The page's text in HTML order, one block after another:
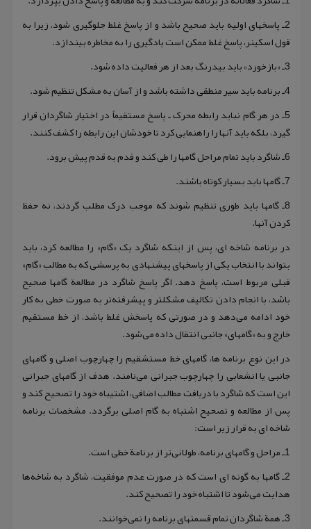
2ـ پاسخهای اولیه باید صحیح باشد و از پاسخ غلط جلوگیری شود، زیرا به
قول اسکینر، پاسخ غلط ممکن است یادگیری را به مخاطره بیندازد.
3ـ «بازخورد» باید بیدرنگ بعد از هر فعالیت داده شود.
4ـ برنامه باید سیر منطقی داشته باشد و از آسان به مشکل تنظیم شود.
5ـ در هر گام نباید رابطه محرک ـ پاسخ مستقیماً در اختیار شاگردان قرار
گیرد، بلکه باید آنها را راهنمایی کرد تا خودشان این رابطه را کشف کنند.
6ـ شاگرد باید تمام مراحل گامها را طی کند و قدم به قدم پیش برود.
7ـ گامها باید بسیار کوتاه باشند.
8ـ گامها باید طوری تنظیم شوند که موجب درک مطلب گردند، نه حفظ
کردن آنها.
در برنامه شاخه ای، پس از اینکه شاگرد یک «گام» را مطالعه کرد، باید
بتواند با انتخاب یکی از پاسخهای پیشنهادی به پرسشی که به مطالب «گام»
قبلی مربوط است، پاسخ دهد. اگر پاسخ شاگرد در مطالعة گامها صحیح
باشد، با انجام دادن تکالیف مشکلتر و پیشرفته‌تر به صورت خطی به کار
خود ادامه می‌دهد و در صورتی که پاسخش غلط باشد، از خط مستقیم
خارج و به «گامهای» جانبی انتقال داده می‌شود.
در این نوع برنامه ها، گامهای خط مستشقیم را چهارچوب اصلی و گامهای
جانبی یا انشعابی را چهارچوب جبرانی می‌نامند. هدف از گامهای جبرانی
این است که شاگرد با دریافت مطالب اضافی، اشتیباه خود را تصحیح کند و
پس از مطالعه و تصحیح اشتباه به گام اصلی برگردد. مشخصات برنامه
شاخه ای به قرار زیر است:
1ـ مراحل و گامهای برنامه، طولانی‌تر از برنامة خطی است.
2ـ گامها به گونه ای است که در صورت عدم موفقیت، شاگرد به شاخه‌ها
هدایت می‌شود تا اشتباه خود را تصحیح کند.
3ـ همة شاگردان تمام قسمتهای برنامه را نمی‌خوانند.